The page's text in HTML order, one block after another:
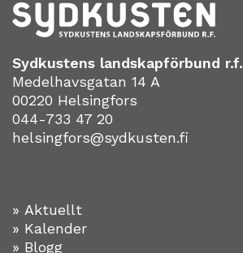
Sydkustens landskapförbund r.f.
Medelhavsgatan 14 A
00220 Helsingfors
044-733 47 20
helsingfors@sydkusten.fi
» Aktuellt
» Kalender
» Blogg